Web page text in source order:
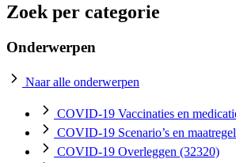
Zoek per categorie
Onderwerpen
Naar alle onderwerpen
COVID-19 Vaccinaties en
COVID-19 Scenario’s en
COVID-19 Overleggen (32320)